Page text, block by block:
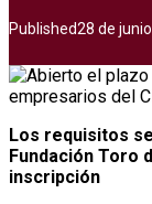
Published28 de
Los requisitos
Fundación Toro
inscripción